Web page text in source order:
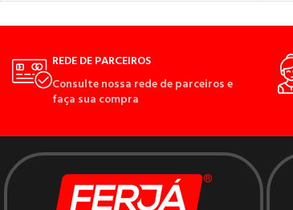
REDE DE PARCEIROS
Consulte nossa rede de parceiros e
faça sua compra